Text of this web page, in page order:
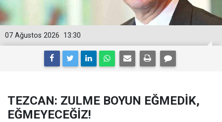
13:30
07 Ağustos 2026
TEZCAN: ZULME BOYUN EĞMEDİK,
EĞMEYECEĞİZ!